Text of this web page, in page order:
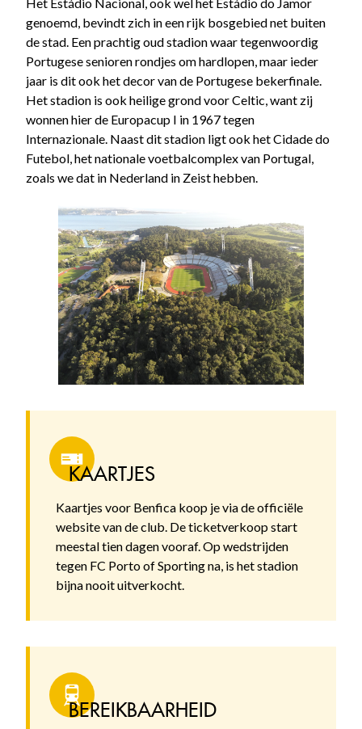
Het Estádio Nacional, ook wel het Estádio do Jamor
genoemd, bevindt zich in een rijk bosgebied net buiten
de stad. Een prachtig oud stadion waar tegenwoordig
Portugese senioren rondjes om hardlopen, maar ieder
jaar is dit ook het decor van de Portugese bekerfinale.
Het stadion is ook heilige grond voor Celtic, want zij
wonnen hier de Europacup I in 1967 tegen
Internazionale. Naast dit stadion ligt ook het Cidade do
Futebol, het nationale voetbalcomplex van Portugal,
zoals we dat in Nederland in Zeist hebben.
KAARTJES
Kaartjes voor Benfica koop je via de officiële
website van de club. De ticketverkoop start
meestal tien dagen vooraf. Op wedstrijden
tegen FC Porto of Sporting na, is het stadion
bijna nooit uitverkocht.
BEREIKBAARHEID